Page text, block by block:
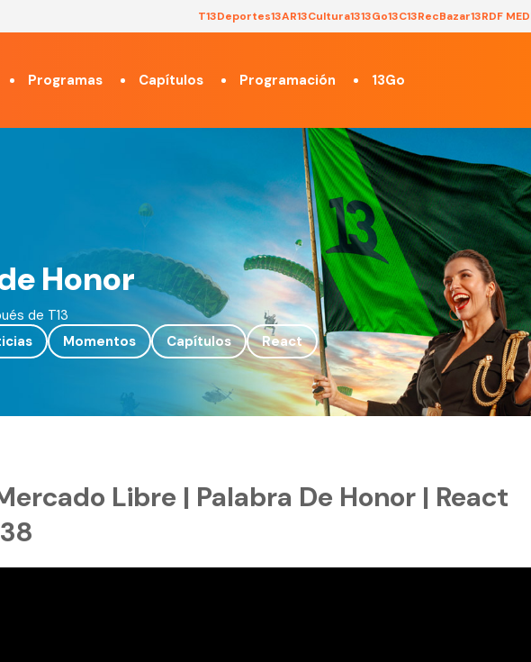
T13Deportes13AR13Cultura1313Go13C13RecBazar13RDF
Programas Capítulos Programación 13Go
Honor
de T13
Momentos Capítulos React
Libre | Palabra De Honor | React